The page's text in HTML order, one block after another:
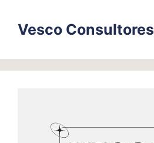
contentVesco Consultores